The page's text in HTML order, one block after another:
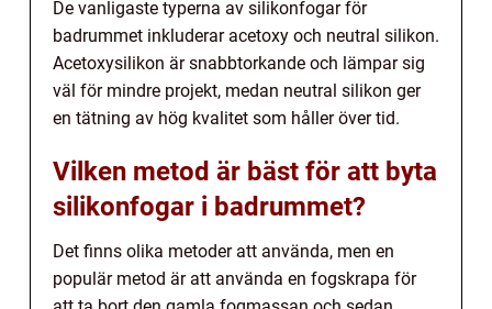
De vanligaste typerna av silikonfogar för
badrummet inkluderar acetoxy och neutral silikon.
Acetoxysilikon är snabbtorkande och lämpar sig
väl för mindre projekt, medan neutral silikon ger
en tätning av hög kvalitet som håller över tid.
Vilken metod är bäst för att byta
silikonfogar i badrummet?
Det finns olika metoder att använda, men en
populär metod är att använda en fogskrapa för